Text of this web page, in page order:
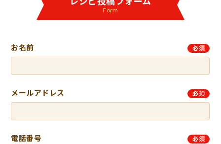
Form
お名前 必須
メールアドレス 必須
電話番号 必須